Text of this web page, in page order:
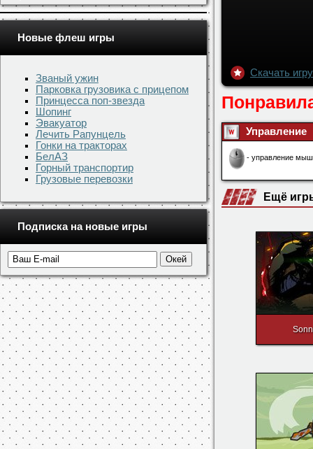
Новые флеш игры
Званый ужин
Парковка грузовика с прицепом
Принцесса поп-звезда
Шопинг
Эвакуатор
Лечить Рапунцель
Гонки на тракторах
БелАЗ
Горный транспортир
Грузовые перевозки
Подписка на новые игры
Скачать
Управление
- управление
Ещё